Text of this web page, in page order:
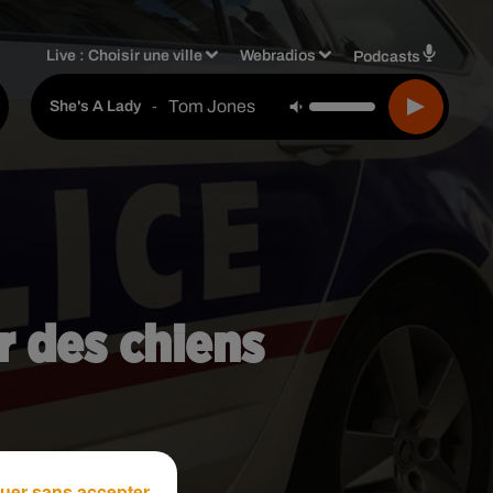
Live :Choisir une ville Webradios Podcasts
She's A Lady - Tom Jones
des chiens